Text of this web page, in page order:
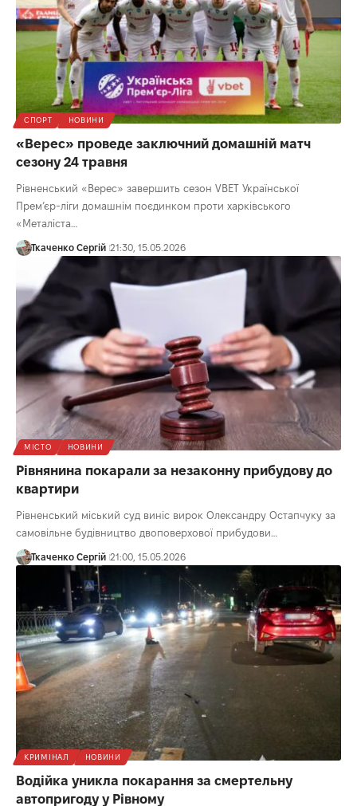
СПОРТ НОВИНИ
«Верес» проведе заключний домашній матч
сезону 24 травня
Рівненський «Верес» завершить сезон VBET Української
Прем’єр-ліги домашнім поєдинком проти харківського
«Металіста…
Ткаченко Сергій 21:30, 15.05.2026
МІСТО НОВИНИ
Рівнянина покарали за незаконну прибудову до
квартири
Рівненський міський суд виніс вирок Олександру Остапчуку за
самовільне будівництво двоповерхової прибудови…
Ткаченко Сергій 21:00, 15.05.2026
КРИМІНАЛ НОВИНИ
Водійка уникла покарання за смертельну
автопригоду у Рівному